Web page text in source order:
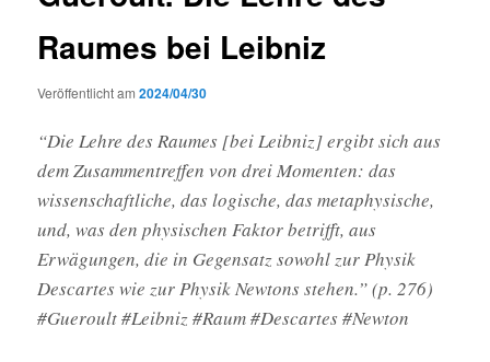
Raumes bei Leibniz
Veröffentlicht am2024/04/30
“Die Lehre des Raumes [bei Leibniz] ergibt sich aus
dem Zusammentreffen von drei Momenten: das
wissenschaft­liche, das logische, das metaphysische,
und, was den physischen Faktor betrifft, aus
Erwägungen, die in Gegensatz sowohl zur Physik
Descartes wie zur Physik Newtons stehen.” (p. 276)
#Gueroult #Leibniz #Raum #Descartes #Newton